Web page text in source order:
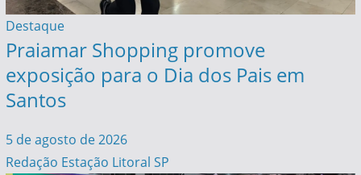
Destaque
Praiamar Shopping promove
exposição para o Dia dos Pais em
Santos
5 de agosto de 2026
Redação Estação Litoral SP